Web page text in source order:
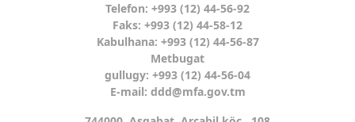
Telefon: +993 (12) 44-56-92
Faks: +993 (12) 44-58-12
Kabulhana: +993 (12) 44-56-87
Metbugat
gullugy: +993 (12) 44-56-04
E-mail: ddd@mfa.gov.tm